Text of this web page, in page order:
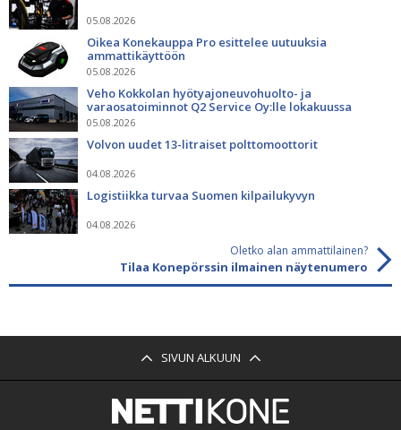
05.08.2026
Oikea Konekauppa Pro esittelee uutuuksia
ammattikäyttöön
05.08.2026
Veho Kokkolan hyötyajoneuvohuolto- ja
varaosatoiminnot Q2 Service Oy:lle lokakuussa
05.08.2026
Volvon uudet 13-litraiset polttomoottorit
04.08.2026
Logistiikka turvaa Suomen kilpailukyvyn
04.08.2026
Oletko alan ammattilainen?
Tilaa Konepörssin ilmainen näytenumero
SIVUN ALKUUN